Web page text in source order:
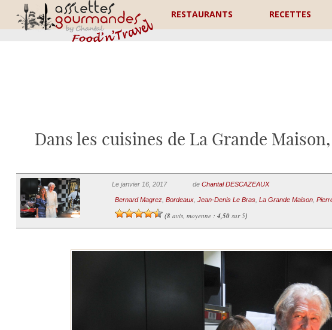
RESTAURANTS RECETTES
Dans les cuisines de La Grande
Le janvier 16, 2017 de Chantal DESCAZEAUX
Bernard Magrez, Bordeaux, Jean-Denis Le Bras, La Grande Maison,
(8 avis, moyenne : 4,50sur 5)